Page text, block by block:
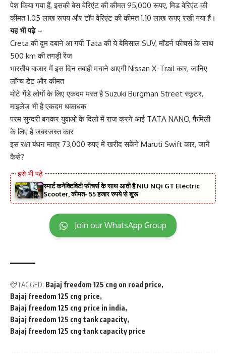
पेश किया गया हैं, इसकी बेस वेरिएंट की कीमत 95,000 रूपए, मिड वेरिएंट की
कीमत 1.05 लाख रूपय और टॉप वेरिएंट की कीमत 1.10 लाख रूपए रखी गया हैं।
यह भी पढ़े –
Creta की दुम दबाने आ गयी Tata की ये बेमिसाल SUV, मॉडर्न फीचर्स के साथ
500 km की तगड़ी रेंज
भारतीय बाजार में इस दिन तबाही मचाने आएगी Nissan X-Trail कार, जानिए
लॉन्च डेट और कीमत
मोटे गेंडे लोगों के लिए एकदम मस्त है Suzuki Burgman Street स्कूटर,
माइलेज भी है एकदम धकाधक
परम सुन्दरी बनकर युवाओ के दिलो में राज करने आई TATA NANO, फैमिली
के लिए है जबरजस्त कार
इस रक्षा बंधन मात्र 73,000 रुपए में खरीद सकेंगे Maruti Swift कार, जानें
कैसे?
स्मार्ट कनेक्टिविटी फीचर्स के साथ आती है NIU NQi GT Electric
Scooter, कीमत- 55 हजार रुपये से शुरू
Join our WhatsApp Group
TAGGED: Bajaj freedom 125 cng on road price
Bajaj freedom 125 cng price
Bajaj freedom 125 cng price in india
Bajaj freedom 125 cng tank capacity
Bajaj freedom 125 cng tank capacity price